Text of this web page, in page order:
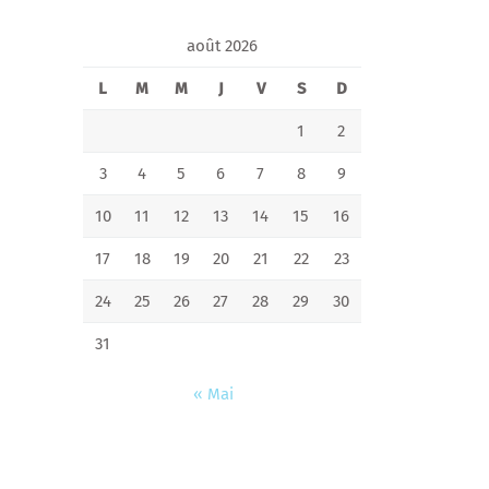
août 2026
L M M J V S D
1 2
3 4 5 6 7 8 9
10 11 12 13 14 15 16
17 18 19 20 21 22 23
24 25 26 27 28 29 30
31
« Mai